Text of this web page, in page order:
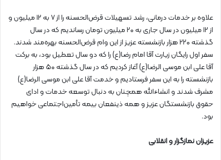
علاوه بر خدمات درمانی، رشد تسهیلات قرض‌الحسنه را از ۷ به ۱۲ میلیون و
از ۱۲ میلیون در سال جاری به ۲۰ میلیون تومان رساندیم که در سال
گذشته ۲۲۰ هزار بازنشسته عزیز از این وام قرض‌الحسنه بهره‌مند شدند.
سفر اول رایگان زیارت آقا امام رضا(ع) را که دو سال تعطیل بود، به برکت
آقا علی ابن موسی الرضا(ع) آغاز کردیم که در سال گذشته ۵۰ هزار
بازنشسته را به این سفر فرستادیم و خدمت آقا علی ابن موسی الرضا(ع)
مشرف شدند و انشاءالله همچنان به دنبال توسعه خدمات و ادای
حقوق بازنشستگان عزیز و همه ذینفعان بیمه تأمین‌اجتماعی خواهیم
بود.
عزیزان نمازگزار و انقلابی